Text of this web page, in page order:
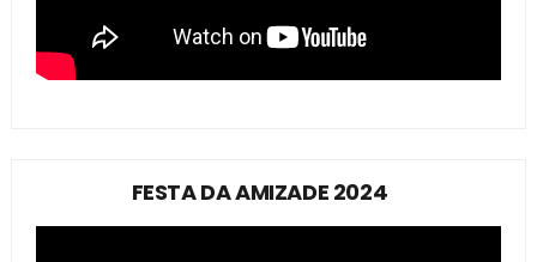
FESTA DA AMIZADE 2024